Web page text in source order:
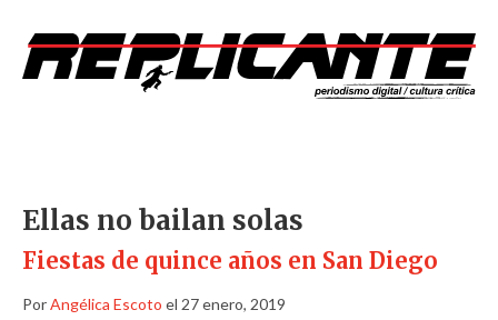
Ellas no bailan solas
Fiestas de quince años en San Diego
PorAngélica Escoto el 27 enero, 2019